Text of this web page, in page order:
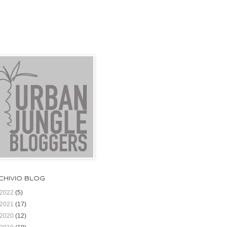
blog
2022 (5)
2021 (17)
2020 (12)